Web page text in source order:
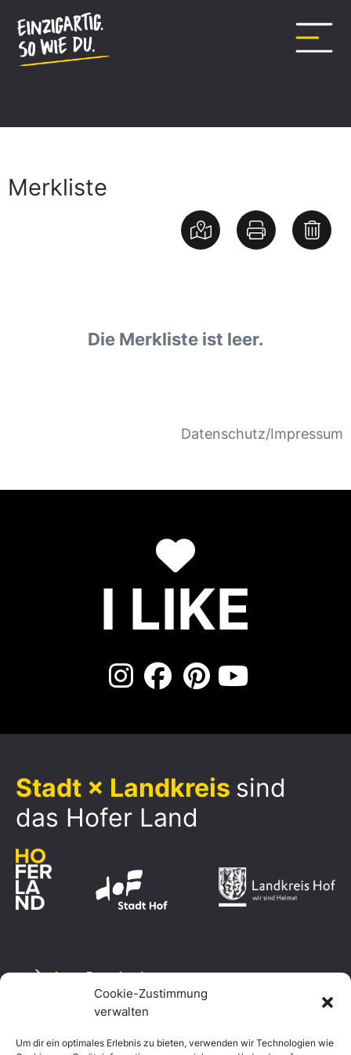
Cookie-Zustimmung
verwalten
Um dir ein optimales Erlebnis zu bieten, verwenden wir Technologien wie
springen
Merkliste
Die Merkliste ist leer.
Datenschutz/Impressum
I LIKE
Stadt × Landkreis sind
das Hofer Land
Logo Download
Datenschutzerklärung